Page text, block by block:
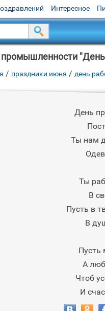
Интересное
/ праздники июня / день
День
Ты нам
Ты
В
Пусть в
В
Пусть
А
Чтоб
И